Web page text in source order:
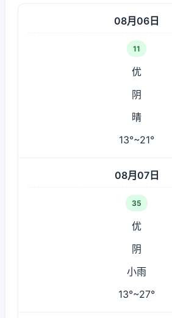
08月06日
11
优
阴
晴
13°~21°
08月07日
35
优
阴
小雨
13°~27°